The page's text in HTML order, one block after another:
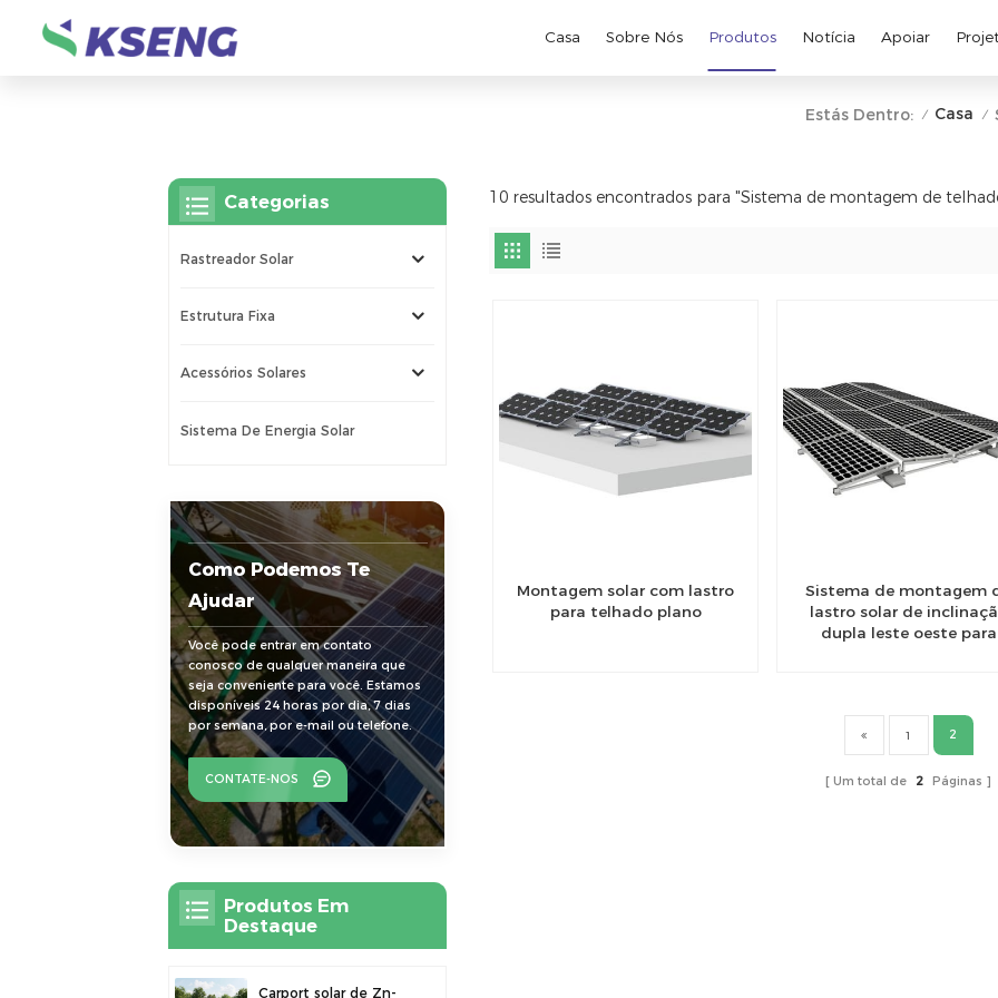
Casa Sobre Nós Produtos Notícia Apoiar
Estás Dentro: / Casa /
10 resultados encontrados para "Sistema de montagem de
Montagem solar com lastro
para telhado plano
Sistema de montagem
lastro solar de
dupla leste oeste para
1 2
Um total de 2 Páginas
Categorias
Rastreador Solar
Estrutura Fixa
Acessórios Solares
Sistema De Energia Solar
Como Podemos Te
Ajudar
Você pode entrar em contato
conosco de qualquer maneira que
seja conveniente para você. Estamos
disponíveis 24 horas por dia, 7 dias
por semana, por e-mail ou telefone.
CONTATE-NOS
Produtos Em
Destaque
Carport solar de Zn-